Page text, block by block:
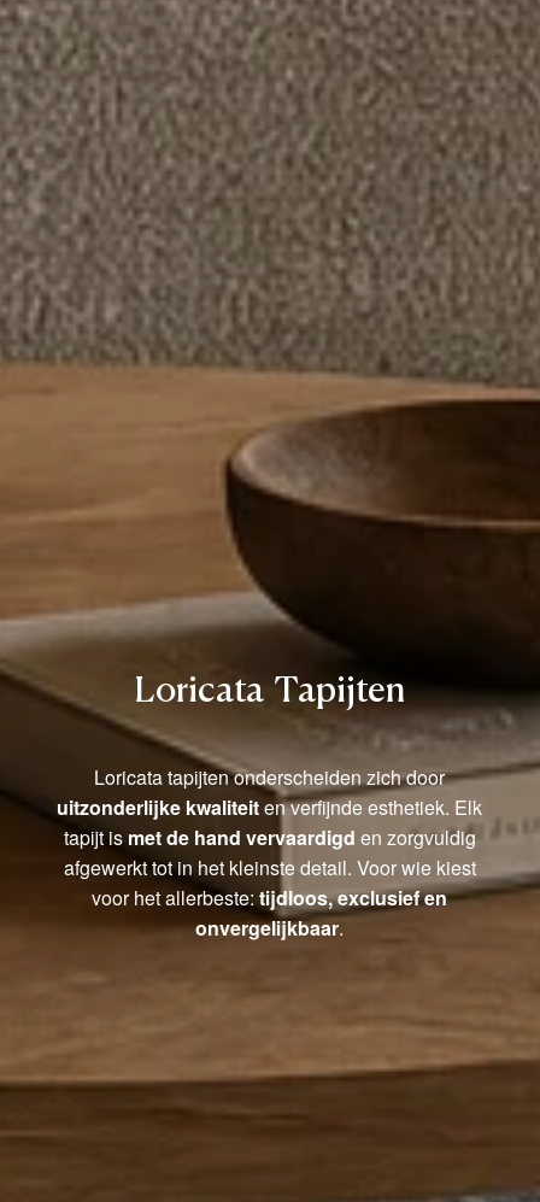
Loricata Tapijten
Loricata tapijten onderscheiden zich door
uitzonderlijke kwaliteiten verfijnde esthetiek. Elk
tapijt is met de hand vervaardigd en zorgvuldig
afgewerkt tot in het kleinste detail. Voor wie kiest
voor het allerbeste:tijdloos, exclusief en
onvergelijkbaar.